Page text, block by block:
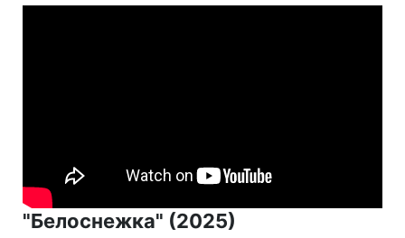
"Белоснежка" (2025)